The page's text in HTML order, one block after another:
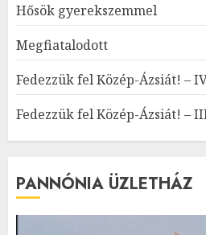
Hősök gyerekszemmel
Megfiatalodott
Fedezzük fel Közép-Ázsiát! –
Fedezzük fel Közép-Ázsiát! –
PANNÓNIA ÜZLETHÁZ